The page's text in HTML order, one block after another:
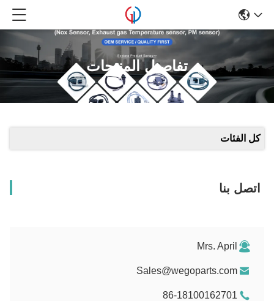
تفاصيل المنتجات
كل الفئات
اتصل بنا
Mrs. April
Sales@wegoparts.com
86-18100162701